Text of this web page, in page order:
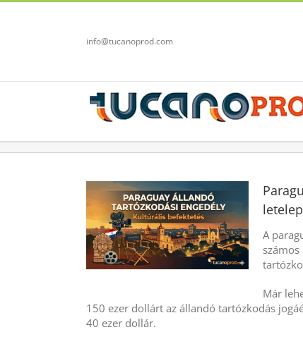
Kihagyás
info@tucanoprod.com
View
Larger
Image
A
Már
150 ezer dollárt az állandó tartózkodás
40 ezer dollár.